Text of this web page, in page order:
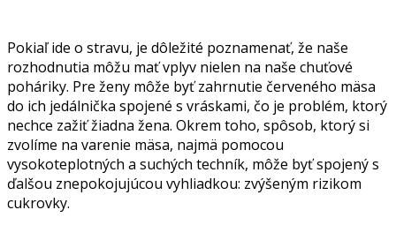
Pokiaľ ide o stravu, je dôležité poznamenať, že naše
rozhodnutia môžu mať vplyv nielen na naše chuťové
poháriky. Pre ženy môže byť zahrnutie červeného mäsa
do ich jedálnička spojené s vráskami, čo je problém, ktorý
nechce zažiť žiadna žena. Okrem toho, spôsob, ktorý si
zvolíme na varenie mäsa, najmä pomocou
vysokoteplotných a suchých techník, môže byť spojený s
ďalšou znepokojujúcou vyhliadkou: zvýšeným rizikom
cukrovky.